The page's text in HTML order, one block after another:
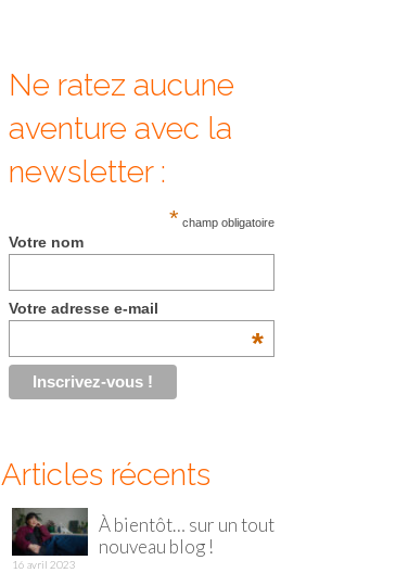
Ne ratez aucune
aventure avec la
newsletter :
* champ obligatoire
Votre nom
Votre adresse e-mail
*
Articles récents
À bientôt… sur un tout
nouveau blog !
16 avril 2023